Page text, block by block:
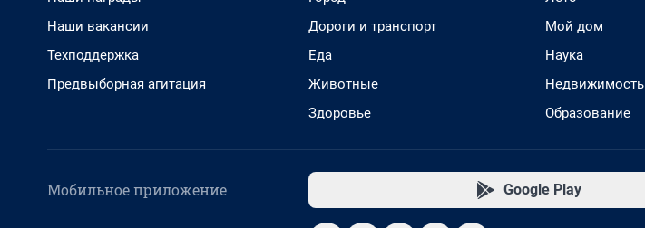
Наши вакансии
Техподдержка
Предвыборная агитация
Дороги и транспорт
Еда
Животные
Здоровье
Мой дом
Наука
Недвижимость
Образование
Мобильное приложение Google Play